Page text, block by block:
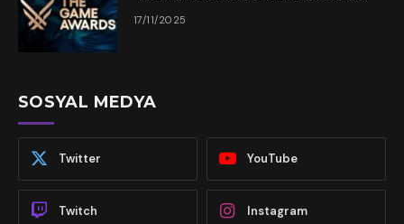
17/11/2025
SOSYAL MEDYA
Twitter YouTube
Twitch Instagram